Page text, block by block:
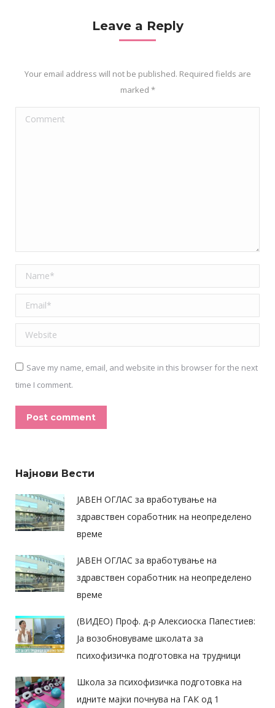
Leave a Reply
Your email address will not be published. Required fields are
marked *
Comment
Name *
Email *
Website
Save my name, email, and website in this browser for the next
time I comment.
Post comment
Најнови Вести
ЈАВЕН ОГЛАС за вработување на
здравствен соработник на неопределено
време
ЈАВЕН ОГЛАС за вработување на
здравствен соработник на неопределено
време
(ВИДЕО) Проф. д-р Алексиоска Папестиев:
Ја возобновуваме школата за
психофизичка подготовка на трудници
Школа за психофизичка подготовка на
идните мајки почнува на ГАК од 1